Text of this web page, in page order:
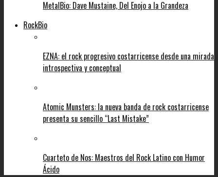
MetalBio: Dave Mustaine, Del Enojo a la Grandeza
RockBio
EZNA: el rock progresivo costarricense desde una mirada
introspectiva y conceptual
Atomic Munsters: la nueva banda de rock costarricense
presenta su sencillo “Last Mistake”
Cuarteto de Nos: Maestros del Rock Latino con Humor
Ácido